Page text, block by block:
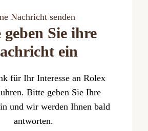
Nachricht senden
Sie ihre
ein
für Ihr Interesse an Rolex
Bitte geben Sie Ihre
und wir werden Ihnen bald
antworten.